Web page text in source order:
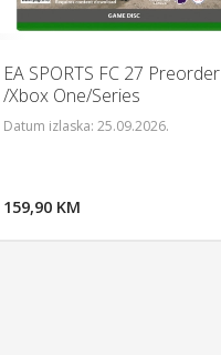
EA SPORTS FC 27 Preorder
/Xbox One/Series
Datum izlaska: 25.09.2026.
159,90 KM